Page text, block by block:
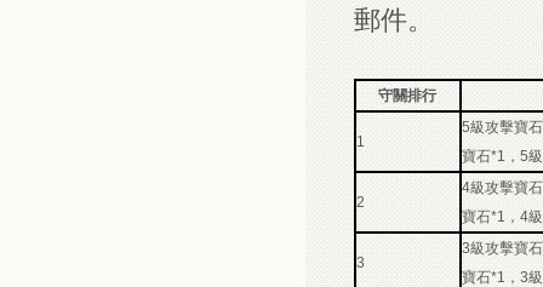
郵件。
守關排行
1
5級攻擊寶
寶石*1，5
2
4級攻擊寶
寶石*1，4
3
3級攻擊寶
寶石*1，3